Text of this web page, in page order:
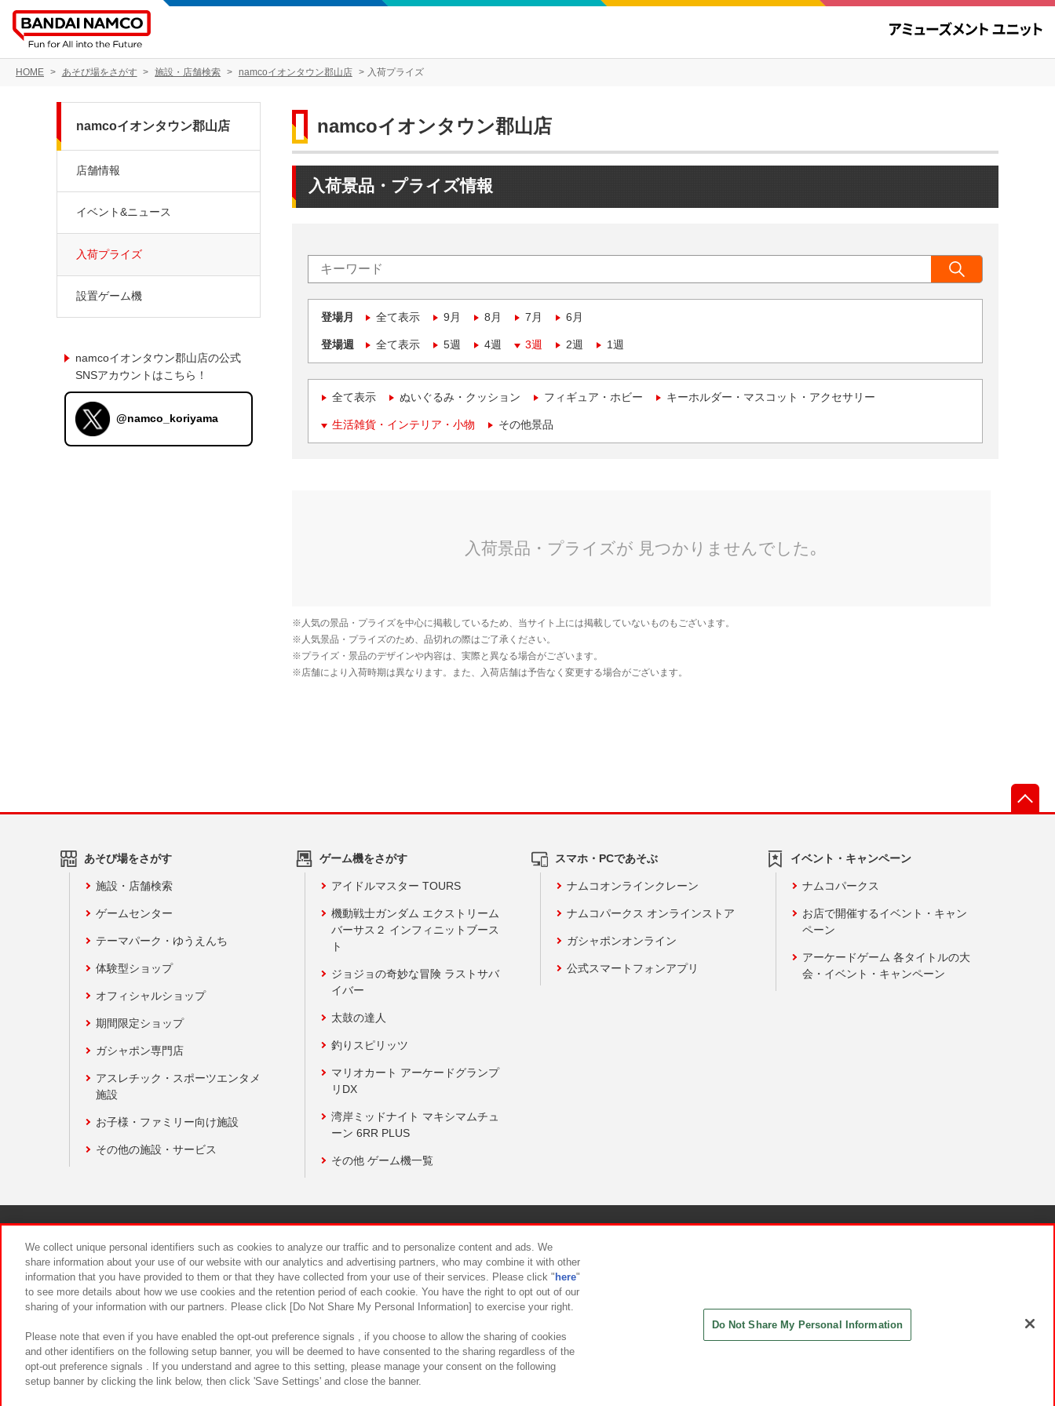
HOME あそび場をさがす 施設・店舗検索 namcoイオンタウン郡山店 入荷プライズ
namcoイオンタウン郡山店
入荷景品・プライズ情報
登場月 全て表示 9月 8月 7月 6月
登場週 全て表示 5週 4週 3週 2週 1週
全て表示 ぬいぐるみ・クッション フィギュア・ホビー キーホルダー・マスコット・アクセサリー
生活雑貨・インテリア・小物 その他景品
namcoイオンタウン郡山店
店舗情報
イベント&ニュース
入荷プライズ
設置ゲーム機
namcoイオンタウン郡山店の公式
SNSアカウントはこちら！
@namco_koriyama
あそび場をさがす
施設・店舗検索
ゲームセンター
テーマパーク・ゆうえんち
体験型ショップ
オフィシャルショップ
期間限定ショップ
ガシャポン専門店
アスレチック・スポーツエンタメ
施設
お子様・ファミリー向け施設
その他の施設・サービス
ゲーム機をさがす
アイドルマスター TOURS
機動戦士ガンダム エクストリーム
バーサス２ インフィニットブース
ト
ジョジョの奇妙な冒険 ラストサバ
イバー
太鼓の達人
釣りスピリッツ
マリオカート アーケードグランプ
リDX
湾岸ミッドナイト マキシマムチュ
ーン 6RR PLUS
その他 ゲーム機一覧
スマホ・PCであそぶ
ナムコオンラインクレーン
ナムコパークス オンラインストア
ガシャポンオンライン
公式スマートフォンアプリ
イベント・キャンペーン
ナムコパークス
お店で開催するイベント・キャン
ペーン
アーケードゲーム 各タイトルの大
会・イベント・キャンペーン
食品のご提供について カスタマーハラスメント対応方針
We collect unique personal identifiers such as cookies to analyze our traffic and to personalize content and ads. We
share information about your use of our website with our analytics and advertising partners, who may combine it with other
information that you have provided to them or that they have collected from your use of their services. Please click " here"
to see more details about how we use cookies and the retention period of each cookie. You have the right to opt out of our
sharing of your information with our partners. Please click [Do Not Share My Personal Information] to exercise your right.
Please note that even if you have enabled the opt-out preference signals , if you choose to allow the sharing of cookies
and other identifiers on the following setup banner, you will be deemed to have consented to the sharing regardless of the
opt-out preference signals . If you understand and agree to this setting, please manage your consent on the following
setup banner by clicking the link below, then click 'Save Settings' and close the banner.
Do Not Share My Personal Information